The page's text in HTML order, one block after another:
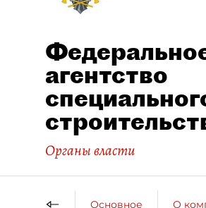
агентство
Органы власти
Основное О